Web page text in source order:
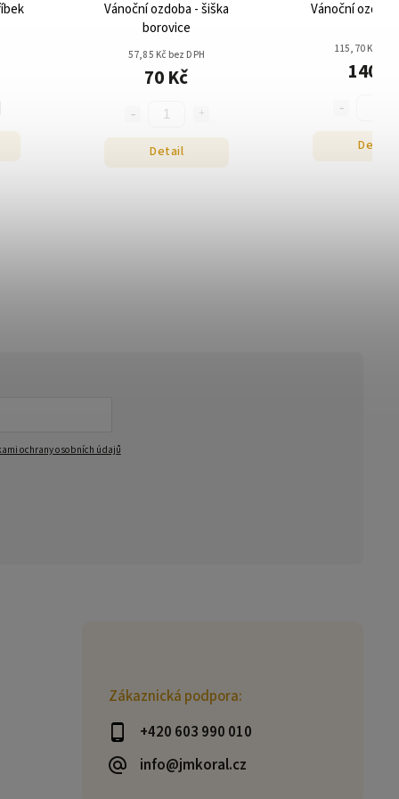
Vánoční ozdoba - šiška
borovice
57,85 Kč bez DPH
70 Kč
Detail
115,70 Kč bez
140
Detail
Zákaznická podpora:
+420 603 990 010
info@jmkoral.cz
ochrany osobních údajů